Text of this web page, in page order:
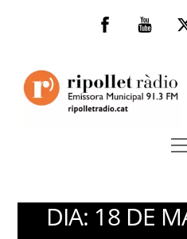
Facebook
You
DIA: 18 DE